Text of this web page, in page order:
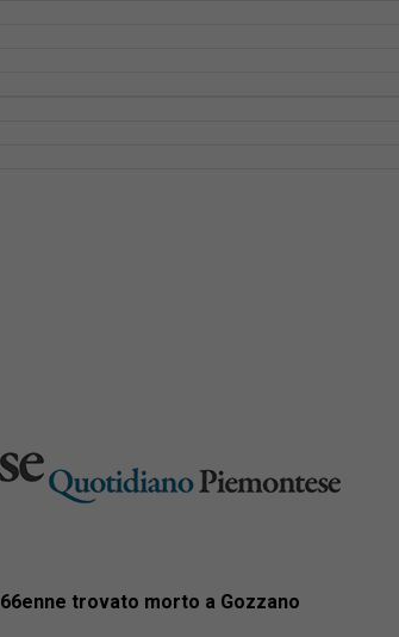
trovato morto a Gozzano